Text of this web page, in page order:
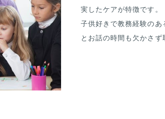
実したケアが特徴です。
子供好きで教務経験の
とお話の時間も欠かさず